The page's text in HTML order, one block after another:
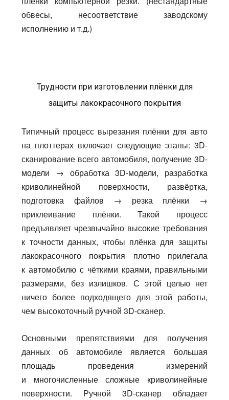
обвесы, несоответствие заводскому
исполнению и т.д.)
Трудности при изготовлении плёнки для
защиты лакокрасочного покрытия
Типичный процесс вырезания плёнки для авто
на плоттерах включает следующие этапы: 3D-
сканирование всего автомобиля, получение 3D-
модели → обработка 3D-модели, разработка
криволинейной поверхности, развёртка,
подготовка файлов → резка плёнки →
приклеивание плёнки. Такой процесс
предъявляет чрезвычайно высокие требования
к точности данных, чтобы плёнка для защиты
лакокрасочного покрытия плотно прилегала
к автомобилю с чёткими краями, правильными
размерами, без излишков. С этой целью нет
ничего более подходящего для этой работы,
чем высокоточный ручной 3D-сканер.
Основными препятствиями для получения
данных об автомобиле является большая
площадь проведения измерений
и многочисленные сложные криволинейные
поверхности. Ручной 3D-сканер обладает